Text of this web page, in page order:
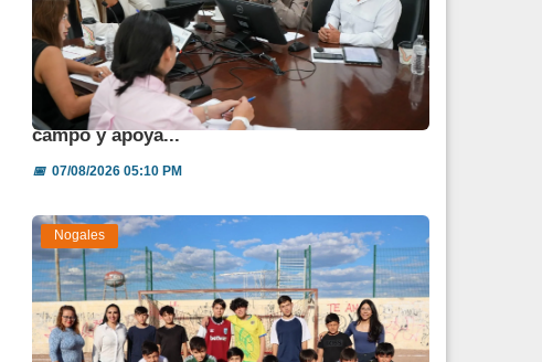
Destina Sonora 850 mdp para fortalecer al
campo y apoya...
📅07/08/2026 05:10 PM
Nogales